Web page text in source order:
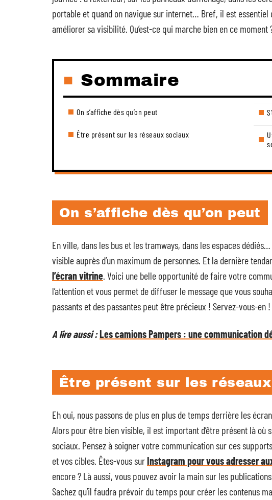
portable et quand on navigue sur internet… Bref, il est essentiel
améliorer sa visibilité. Qu’est-ce qui marche bien en ce moment
Sommaire
On s’affiche dès qu’on peut
Être présent sur les réseaux sociaux
On s’affiche dès qu’on peut
En ville, dans les bus et les tramways, dans les espaces
visible auprès d’un maximum de personnes. Et la dernière
l’écran vitrine. Voici une belle opportunité de faire votre
l’attention et vous permet de diffuser le message que vous
passants et des passantes peut être précieux ! Servez-vous-en !
A lire aussi :Les camions Pampers : une communication
Être présent sur les
Eh oui, nous passons de plus en plus de temps derrière les
Alors pour être bien visible, il est important d’être présent là
sociaux. Pensez à soigner votre communication sur ces
et vos cibles. Êtes-vous surInstagram pour vous adresser
encore ? Là aussi, vous pouvez avoir la main sur les
Sachez qu’il faudra prévoir du temps pour créer les contenus